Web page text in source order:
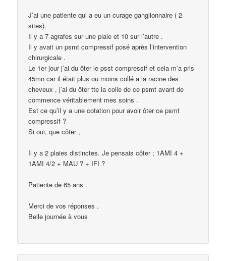
J’ai une patiente qui a eu un curage ganglionnaire ( 2
sites).
Il y a 7 agrafes sur une plaie et 10 sur l’autre .
Il y avait un psmt compressif posé après l’intervention
chirurgicale .
Le 1er jour j’ai du ôter le psst compressif et cela m’a pris
45mn car il était plus ou moins collé a la racine des
cheveux , j’ai du ôter tte la colle de ce psmt avant de
commence véritablement mes soins .
Est ce qu’il y a une cotation pour avoir ôter ce psmt
compressif ?
Si oui, que côter ,
Il y a 2 plaies distinctes. Je pensais côter ; 1AMI 4 +
1AMI 4/2 + MAU ? + IFI ?
Patiente de 65 ans .
Merci de vos réponses .
Belle journée à vous